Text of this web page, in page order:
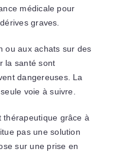
médicale pour
graves.
ou aux achats sur des
la santé sont
dangereuses. La
voie à suivre.
thérapeutique grâce à
pas une solution
sur une prise en